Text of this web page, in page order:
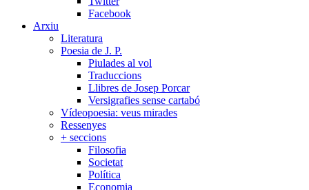
Facebook
Arxiu
Literatura
Poesia de J. P.
Piulades al vol
Traduccions
Llibres de Josep Porcar
Versigrafies sense cartabó
Vídeopoesia: veus mirades
Ressenyes
+ seccions
Filosofia
Societat
Política
Economia